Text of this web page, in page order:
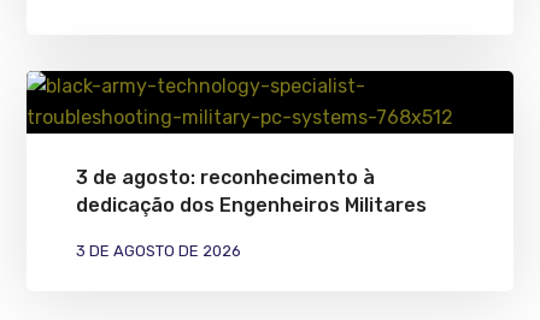
3 de agosto: reconhecimento à
dedicação dos Engenheiros Militares
3 DE AGOSTO DE 2026